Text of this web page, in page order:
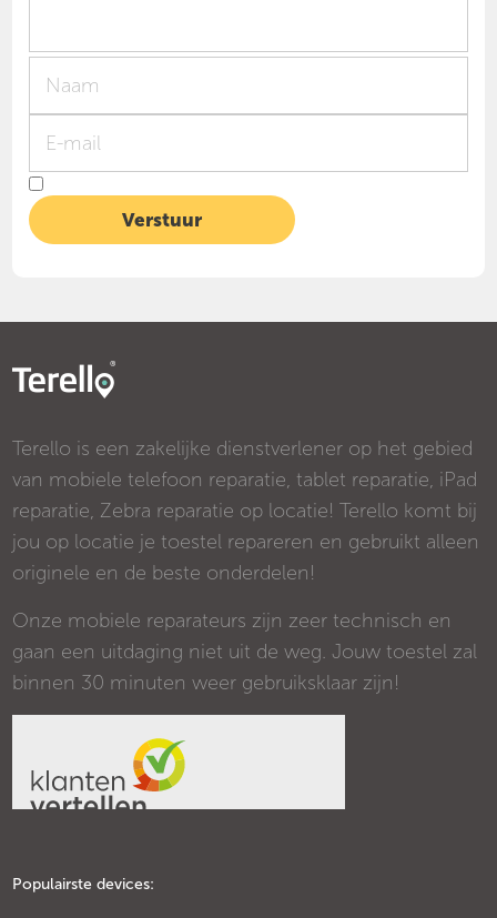
Terello is een zakelijke dienstverlener op het gebied
van mobiele telefoon reparatie, tablet reparatie, iPad
reparatie, Zebra reparatie op locatie! Terello komt bij
jou op locatie je toestel repareren en gebruikt alleen
originele en de beste onderdelen!
Onze mobiele reparateurs zijn zeer technisch en
gaan een uitdaging niet uit de weg. Jouw toestel zal
binnen 30 minuten weer gebruiksklaar zijn!
Populairste devices: